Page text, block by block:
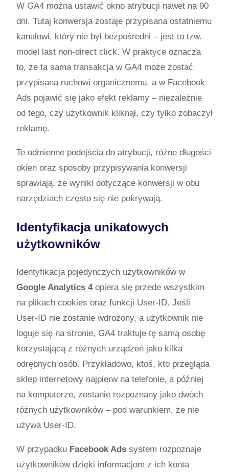
W GA4 można ustawić okno atrybucji nawet na 90
dni. Tutaj konwersja zostaje przypisana ostatniemu
kanałowi, który nie był bezpośredni – jest to tzw.
model last non-direct click. W praktyce oznacza
to, że ta sama transakcja w GA4 może zostać
przypisana ruchowi organicznemu, a w Facebook
Ads pojawić się jako efekt reklamy – niezależnie
od tego, czy użytkownik kliknął, czy tylko zobaczył
reklamę.
Te odmienne podejścia do atrybucji, różne długości
okien oraz sposoby przypisywania konwersji
sprawiają, że wyniki dotyczące konwersji w obu
narzędziach często się nie pokrywają.
Identyfikacja unikatowych
użytkowników
Identyfikacja pojedynczych użytkowników w
Google Analytics 4opiera się przede wszystkim
na plikach cookies oraz funkcji User-ID. Jeśli
User-ID nie zostanie wdrożony, a użytkownik nie
loguje się na stronie, GA4 traktuje tę samą osobę
korzystającą z różnych urządzeń jako kilka
odrębnych osób. Przykładowo, ktoś, kto przegląda
sklep internetowy najpierw na telefonie, a później
na komputerze, zostanie rozpoznany jako dwóch
różnych użytkowników – pod warunkiem, że nie
używa User-ID.
W przypadku Facebook Ads system rozpoznaje
użytkowników dzięki informacjom z ich konta